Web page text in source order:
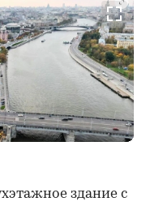
здание с